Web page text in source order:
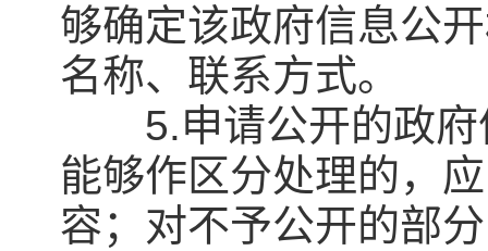
够确定该政府信息公
名称、联系方式。
5.申请公开的政府
能够作区分处理的，
容；对不予公开的部